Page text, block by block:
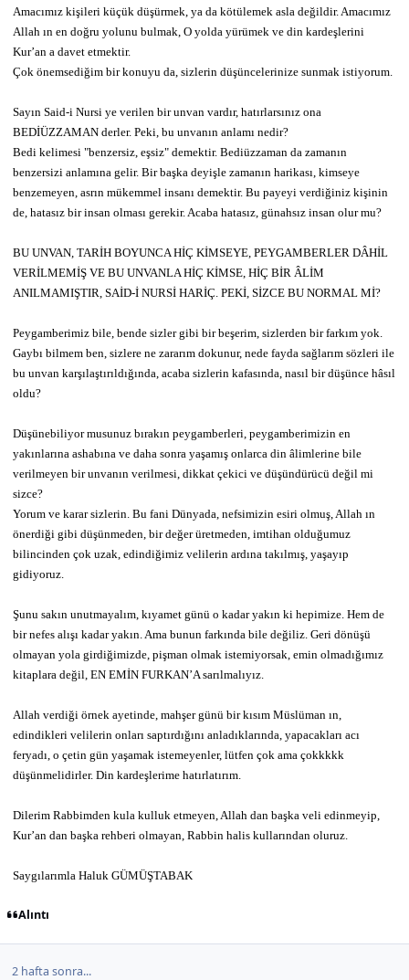
Amacımız kişileri küçük düşürmek, ya da kötülemek asla değildir. Amacımız
Allah ın en doğru yolunu bulmak, O yolda yürümek ve din kardeşlerini
Kur’an a davet etmektir.
Çok önemsediğim bir konuyu da, sizlerin düşüncelerinize sunmak istiyorum.
Sayın Said-i Nursi ye verilen bir unvan vardır, hatırlarsınız ona
BEDİÜZZAMAN derler. Peki, bu unvanın anlamı nedir?
Bedi kelimesi "benzersiz, eşsiz" demektir. Bediüzzaman da zamanın
benzersizi anlamına gelir. Bir başka deyişle zamanın harikası, kimseye
benzemeyen, asrın mükemmel insanı demektir. Bu payeyi verdiğiniz kişinin
de, hatasız bir insan olması gerekir. Acaba hatasız, günahsız insan olur mu?
BU UNVAN, TARİH BOYUNCA HİÇ KİMSEYE, PEYGAMBERLER DÂHİL
VERİLMEMİŞ VE BU UNVANLA HİÇ KİMSE, HİÇ BİR ÂLİM
ANILMAMIŞTIR, SAİD-İ NURSİ HARİÇ. PEKİ, SİZCE BU NORMAL Mİ?
Peygamberimiz bile, bende sizler gibi bir beşerim, sizlerden bir farkım yok.
Gaybı bilmem ben, sizlere ne zararım dokunur, nede fayda sağlarım sözleri ile
bu unvan karşılaştırıldığında, acaba sizlerin kafasında, nasıl bir düşünce hâsıl
oldu?
Düşünebiliyor musunuz bırakın peygamberleri, peygamberimizin en
yakınlarına ashabına ve daha sonra yaşamış onlarca din âlimlerine bile
verilmeyen bir unvanın verilmesi, dikkat çekici ve düşündürücü değil mi
sizce?
Yorum ve karar sizlerin. Bu fani Dünyada, nefsimizin esiri olmuş, Allah ın
önerdiği gibi düşünmeden, bir değer üretmeden, imtihan olduğumuz
bilincinden çok uzak, edindiğimiz velilerin ardına takılmış, yaşayıp
gidiyoruz.
Şunu sakın unutmayalım, kıyamet günü o kadar yakın ki hepimize. Hem de
bir nefes alışı kadar yakın. Ama bunun farkında bile değiliz. Geri dönüşü
olmayan yola girdiğimizde, pişman olmak istemiyorsak, emin olmadığımız
kitaplara değil, EN EMİN FURKAN’A sarılmalıyız.
Allah verdiği örnek ayetinde, mahşer günü bir kısım Müslüman ın,
edindikleri velilerin onları saptırdığını anladıklarında, yapacakları acı
feryadı, o çetin gün yaşamak istemeyenler, lütfen çok ama çokkkkk
düşünmelidirler. Din kardeşlerime hatırlatırım.
Dilerim Rabbimden kula kulluk etmeyen, Allah dan başka veli edinmeyip,
Kur’an dan başka rehberi olmayan, Rabbin halis kullarından oluruz.
Saygılarımla Haluk GÜMÜŞTABAK
Alıntı
2 hafta sonra...